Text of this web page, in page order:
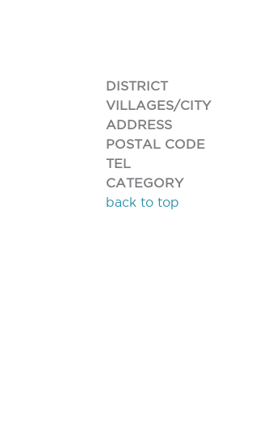
DISTRICT
VILLAGES/CITY
ADDRESS
POSTAL CODE
TEL
CATEGORY
back to top